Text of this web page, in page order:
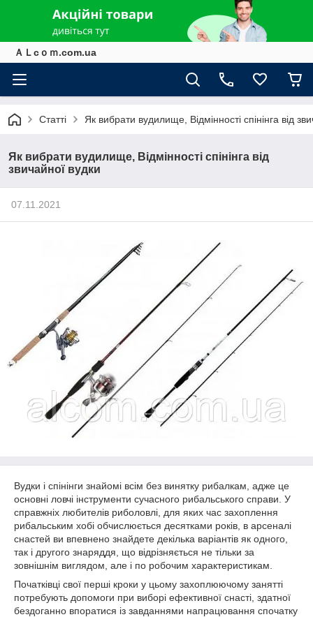
ＡＬcｏｍ.com.ua
Статті Як вибрати вудилище, Відмінності спінінга від
Як вибрати вудилище, Відмінності спінінга від
звичайної вудки
07.11.2021
Вудки і спінінги знайомі всім без винятку рибалкам, адже це
основні ловчі інструменти сучасного рибальського справи. У
справжніх любителів риболовлі, для яких час захоплення
рибальським хобі обчислюється десятками років, в арсеналі
снастей ви впевнено знайдете декілька варіантів як одного,
так і другого знаряддя, що відрізняється не тільки за
зовнішнім виглядом, але і по робочим характеристикам.
Початківці свої перші кроки у цьому захоплюючому занятті
потребують допомоги при виборі ефективної снасті, здатної
бездоганно впоратися із завданнями напрацювання спочатку